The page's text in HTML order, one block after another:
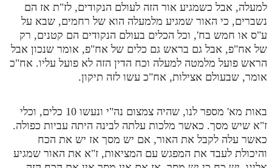
למעלה, אבל כשמגיע אור הזה לעולם הנקודים, לז"ת אז הם
נשברים, כי האור שמגיע מלמעלה הוא של רחמים, שבא על
ע"ס או חמש בח', וכל הכלים בעולם הנקודים הם קטנים, רק
של אח"פ, אבל גם בראש גם כלים של אח"פ, אומר שנכון אבל
הראש פועל מלמטה למעלה וכח הדין הזה לא פועל עליו. אח"כ
אומר, שבעולם אצילות, אח"כ עשו לזה תיקון.
באות מא' מספר לנו, שהיה צמצום נה"י ונעשו 10 כלים, וכלי
ז"א שיש מסך. כאשר מלכות עלתה לבינה היתה עביות כפולה.
כאשר עלה לקבל את האור, אם יש מסך אז יש את הכח
והיכולת לעבד את המפגש עם המציאות, ז"א את האור שמגיע